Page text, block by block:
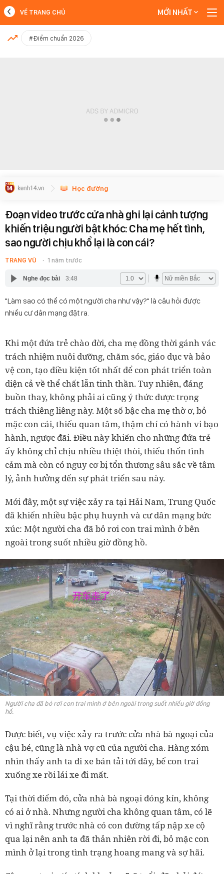
MỚI NHẤT
VỀ TRANG CHỦ MỚI NHẤT
#Điểm chuẩn 2026
Học đường
Đoạn video trước cửa nhà ghi lại cảnh tượng
khiến triệu người bật khóc: Cha mẹ hết tình,
sao người chịu khổ lại là con cái?
TRANG VŨ 1 năm trước
Nghe đọc bài 3:48
"Làm sao có thể có một người cha như vậy?" là câu hỏi được
nhiều cư dân mạng đặt ra.
Khi một đứa trẻ chào đời, cha mẹ đồng thời gánh vác
trách nhiệm nuôi dưỡng, chăm sóc, giáo dục và bảo
vệ con, tạo điều kiện tốt nhất để con phát triển toàn
diện cả về thể chất lẫn tinh thần. Tuy nhiên, đáng
buồn thay, không phải ai cũng ý thức được trọng
trách thiêng liêng này. Một số bậc cha mẹ thờ ơ, bỏ
mặc con cái, thiếu quan tâm, thậm chí có hành vi bạo
hành, ngược đãi. Điều này khiến cho những đứa trẻ
ấy không chỉ chịu nhiều thiệt thòi, thiếu thốn tình
cảm mà còn có nguy cơ bị tổn thương sâu sắc về tâm
lý, ảnh hưởng đến sự phát triển sau này.
Mới đây, một sự việc xảy ra tại Hải Nam, Trung Quốc
đã khiến nhiều bậc phụ huynh và cư dân mạng bức
xúc: Một người cha đã bỏ rơi con trai mình ở bên
ngoài trong suốt nhiều giờ đồng hồ.
Người cha đã bỏ rơi con trai mình ở bên ngoài trong suốt nhiều giờ đồng
hồ.
Được biết, vụ việc xảy ra trước cửa nhà bà ngoại của
cậu bé, cũng là nhà vợ cũ của người cha. Hàng xóm
nhìn thấy anh ta đi xe bán tải tới đây, bế con trai
xuống xe rồi lái xe đi mất.
Tại thời điểm đó, cửa nhà bà ngoại đóng kín, không
có ai ở nhà. Nhưng người cha không quan tâm, có lẽ
vì nghĩ rằng trước nhà có con đường tấp nập xe cộ
qua lại nên anh ta đã thản nhiên rời đi, bỏ mặc con
mình ở lại trong tình trạng hoang mang và sợ hãi.